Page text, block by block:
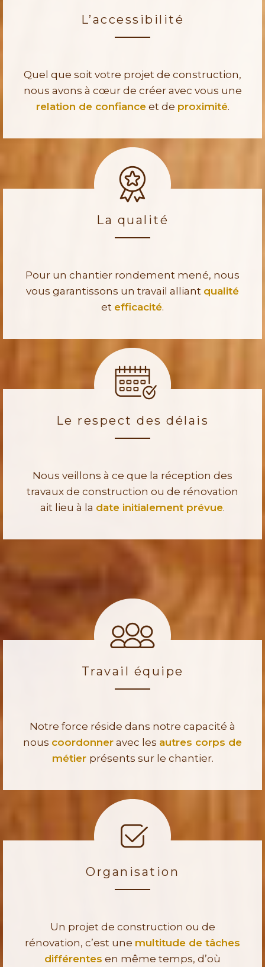
L’accessibilité
Quel que soit votre projet de construction,
nous avons à cœur de créer avec vous une
relation de confianceet de proximité.
La qualité
Pour un chantier rondement mené, nous
vous garantissons un travail alliant qualité
et efficacité.
Le respect des délais
Nous veillons à ce que la réception des
travaux de construction ou de rénovation
ait lieu à la date initialement prévue.
Travail équipe
Notre force réside dans notre capacité à
nous coordonner avec les autres corps de
métier présents sur le chantier.
Organisation
Un projet de construction ou de
rénovation, c’est une multitude de tâches
différentes en même temps, d’où